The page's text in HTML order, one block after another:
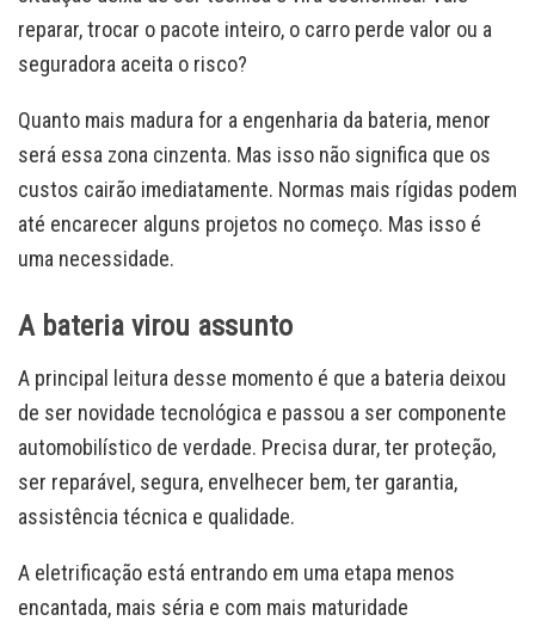
reparar, trocar o pacote inteiro, o carro perde valor ou a
seguradora aceita o risco?
Quanto mais madura for a engenharia da bateria, menor
será essa zona cinzenta. Mas isso não significa que os
custos cairão imediatamente. Normas mais rígidas podem
até encarecer alguns projetos no começo. Mas isso é
uma necessidade.
A bateria virou assunto
A principal leitura desse momento é que a bateria deixou
de ser novidade tecnológica e passou a ser componente
automobilístico de verdade. Precisa durar, ter proteção,
ser reparável, segura, envelhecer bem, ter garantia,
assistência técnica e qualidade.
A eletrificação está entrando em uma etapa menos
encantada, mais séria e com mais maturidade